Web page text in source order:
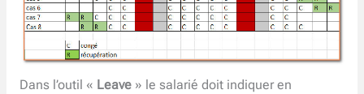
Dans l’outil « Leave» le salarié doit indiquer en